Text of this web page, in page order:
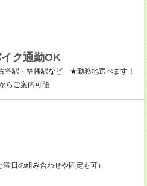
ク通勤OK
谷駅・笠幡駅など ★勤務地選べます！
らご案内可能
日の組み合わせや固定も可）